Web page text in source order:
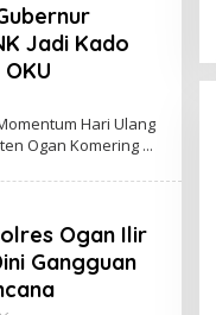
Jadi Kado
Hari Ulang
Ogan Komering
Ogan Ilir
Gangguan
Raih Prestasi
Bertutur,